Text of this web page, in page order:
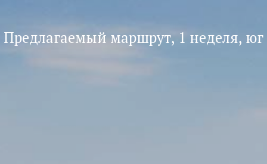
Предлагаемый маршрут, 1 неделя, юг